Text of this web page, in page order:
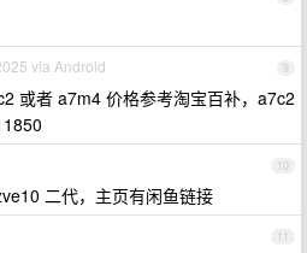
9
via Android
或者 a7m4 价格参考淘宝百补，a7c2
10
二代，主页有闲鱼链接
11